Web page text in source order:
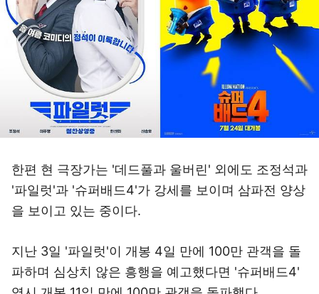
한편 현 극장가는 '데드풀과 울버린' 외에도 조정석과
'파일럿'과 '슈퍼배드4'가 강세를 보이며 삼파전 양상
을 보이고 있는 중이다.
지난 3일 '파일럿'이 개봉 4일 만에 100만 관객을 돌
파하며 심상치 않은 흥행을 예고했다면 '슈퍼배드4'